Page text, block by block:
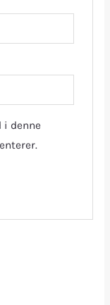
i denne